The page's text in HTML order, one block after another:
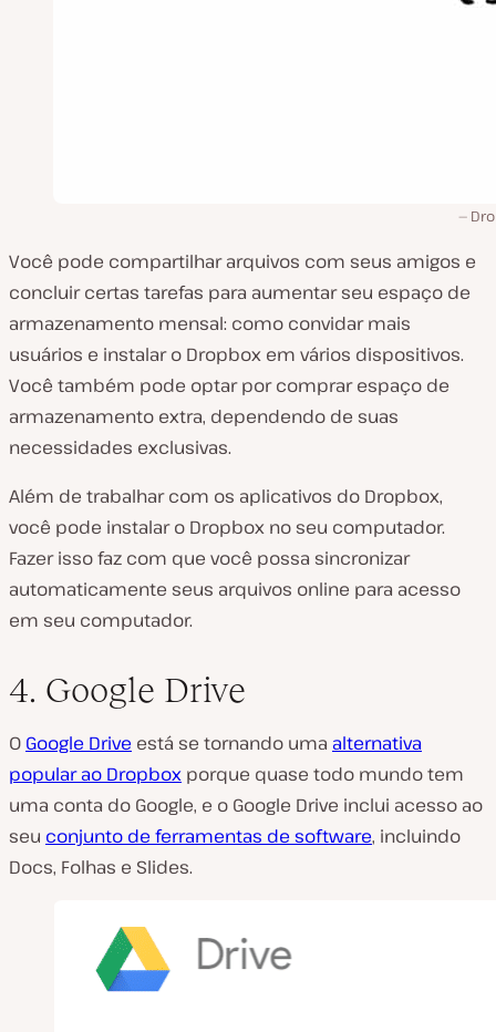
Você pode compartilhar arquivos com seus amigos e
concluir certas tarefas para aumentar seu espaço de
armazenamento mensal: como convidar mais
usuários e instalar o Dropbox em vários dispositivos.
Você também pode optar por comprar espaço de
armazenamento extra, dependendo de suas
necessidades exclusivas.
Além de trabalhar com os aplicativos do Dropbox,
você pode instalar o Dropbox no seu computador.
Fazer isso faz com que você possa sincronizar
automaticamente seus arquivos online para acesso
em seu computador.
4. Google Drive
O Google Drive está se tornando uma alternativa
popular ao Dropbox porque quase todo mundo tem
uma conta do Google, e o Google Drive inclui acesso ao
seu conjunto de ferramentas de software, incluindo
Docs, Folhas e Slides.